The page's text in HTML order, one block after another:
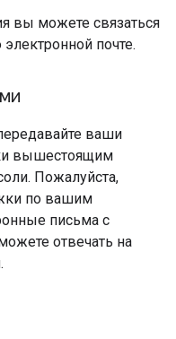
вы можете связаться
почте.
ваши
вышестоящим
Пожалуйста,
по вашим
письма с
отвечать на